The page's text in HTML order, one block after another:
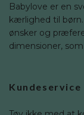
Babylove er en
kærlighed til
ønsker og
dimensioner,
Kundeservice